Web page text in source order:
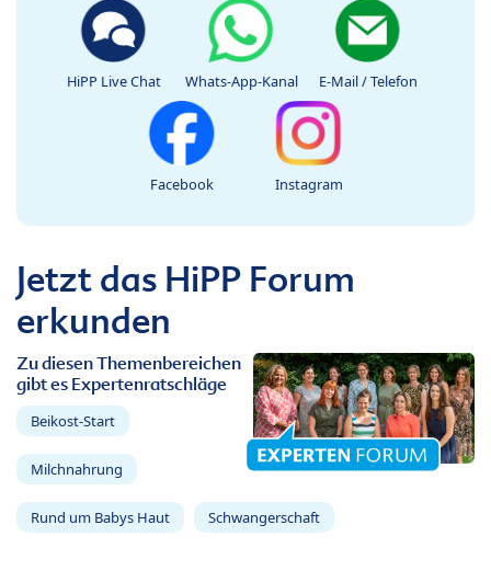
HiPP Live Chat Whats-App-Kanal E-Mail / Telefon
Facebook Instagram
Jetzt das HiPP Forum
erkunden
Zu diesen Themenbereichen
gibt es Expertenratschläge
Beikost-Start
Milchnahrung
Rund um Babys Haut Schwangerschaft